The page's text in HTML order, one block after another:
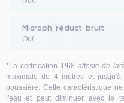
Microph. réduct. bruit
Oui
*La certification IP68 atteste de la
maximale de 4 mètres et
poussière.
Cette caractéristique
l'eau et peut diminuer avec le